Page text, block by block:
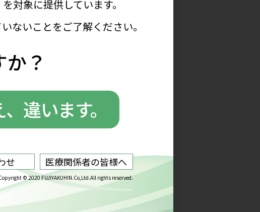
いだせていません。年齢や性別、肥満
あるのだろうと思わせる興味深い領域
、おすすめは日本経済新聞の「私の履
名人の人生を追体験できて、とても面
の波乱万丈を楽しんでいる様子が格好
「楽しい試練」と捉えれば前に進める
かはわかりませんが、常に楽しむ気持